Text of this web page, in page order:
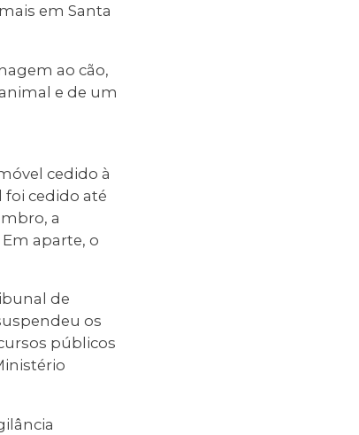
em Santa
ao cão,
e de um
cedido à
foi cedido até
a
aparte, o
de
os
públicos